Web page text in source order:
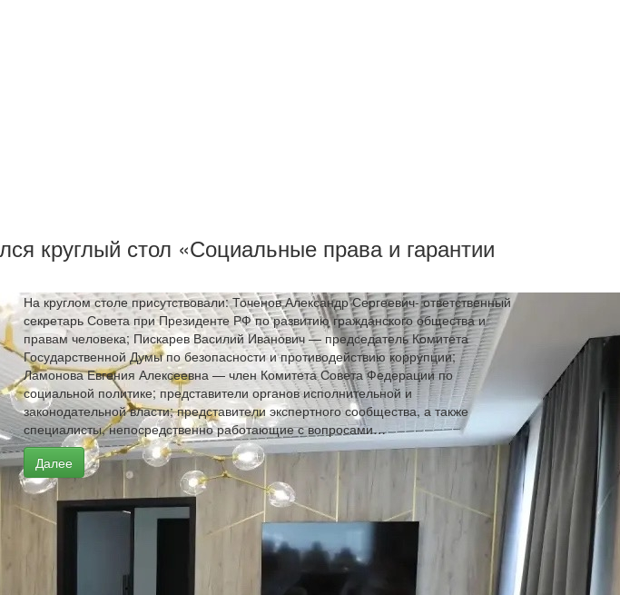
круглый стол «Социальные права и гарантии
На круглом столе присутствовали: Точенов Александр Сергеевич- ответственный
секретарь Совета при Президенте РФ по развитию гражданского общества и
правам человека; Пискарев Василий Иванович — председатель Комитета
Государственной Думы по безопасности и противодействию коррупции;
Ламонова Евгения Алексеевна — член Комитета Совета Федерации по
социальной политике; представители органов исполнительной и
законодательной власти; представители экспертного сообщества, а также
специалисты, непосредственно работающие с вопросами…
Далее